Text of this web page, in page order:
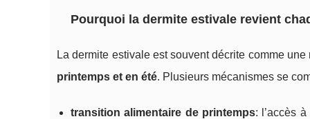
Pourquoi la dermite estivale revient
La dermite estivale est souvent décrite comme
printemps et en été. Plusieurs mécanismes se
transition alimentaire de printemps: l’accès